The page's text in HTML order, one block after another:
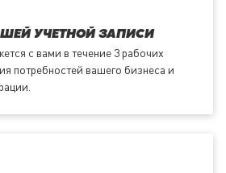
УЧЕТНОЙ ЗАПИСИ
с вами в течение 3 рабочих
потребностей вашего бизнеса и